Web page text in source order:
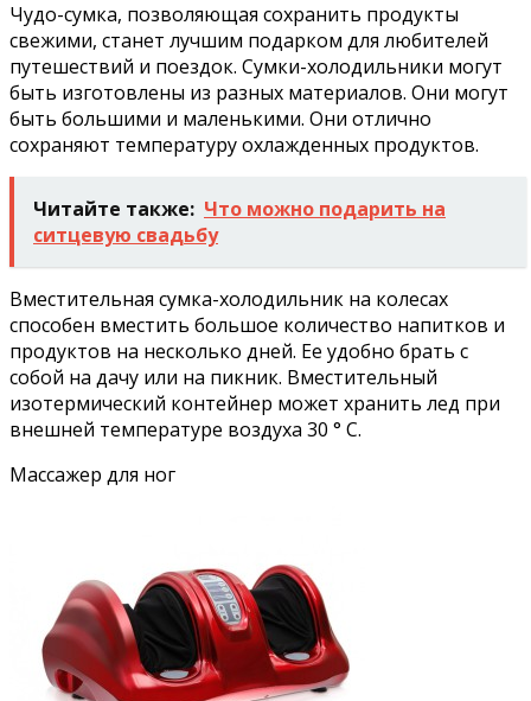
Чудо-сумка, позволяющая сохранить продукты
свежими, станет лучшим подарком для любителей
путешествий и поездок. Сумки-холодильники могут
быть изготовлены из разных материалов. Они могут
быть большими и маленькими. Они отлично
сохраняют температуру охлажденных продуктов.
Читайте также: Что можно подарить на
ситцевую свадьбу
Вместительная сумка-холодильник на колесах
способен вместить большое количество напитков и
продуктов на несколько дней. Ее удобно брать с
собой на дачу или на пикник. Вместительный
изотермический контейнер может хранить лед при
внешней температуре воздуха 30 ° С.
Массажер для ног